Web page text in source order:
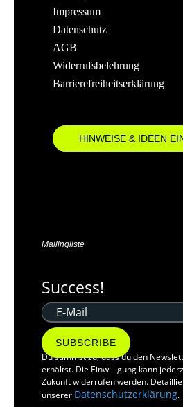
Impressum
Datenschutz
AGB
Widerrufsbelehrung
Barrierefreiheitserklärung
HINWEISE & IDEEN
Mailingliste
Success!
SUBSCRIBE
Du stimmst zu, dass du den
erhältst. Die Einwilligung kann
Zukunft widerrufen werden.
unserer Datenschutzerklärung.